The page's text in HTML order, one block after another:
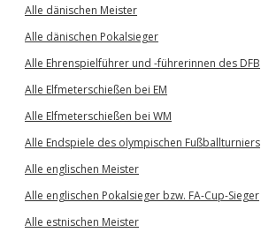
Alle dänischen Meister
Alle dänischen Pokalsieger
Alle Ehrenspielführer und -führerinnen des DFB
Alle Elfmeterschießen bei EM
Alle Elfmeterschießen bei WM
Alle Endspiele des olympischen Fußballturniers
Alle englischen Meister
Alle englischen Pokalsieger bzw. FA-Cup-Sieger
Alle estnischen Meister